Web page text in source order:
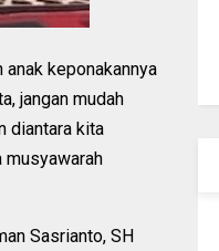
keponakannya
jangan mudah
diantara kita
musyawarah
Sasrianto, SH